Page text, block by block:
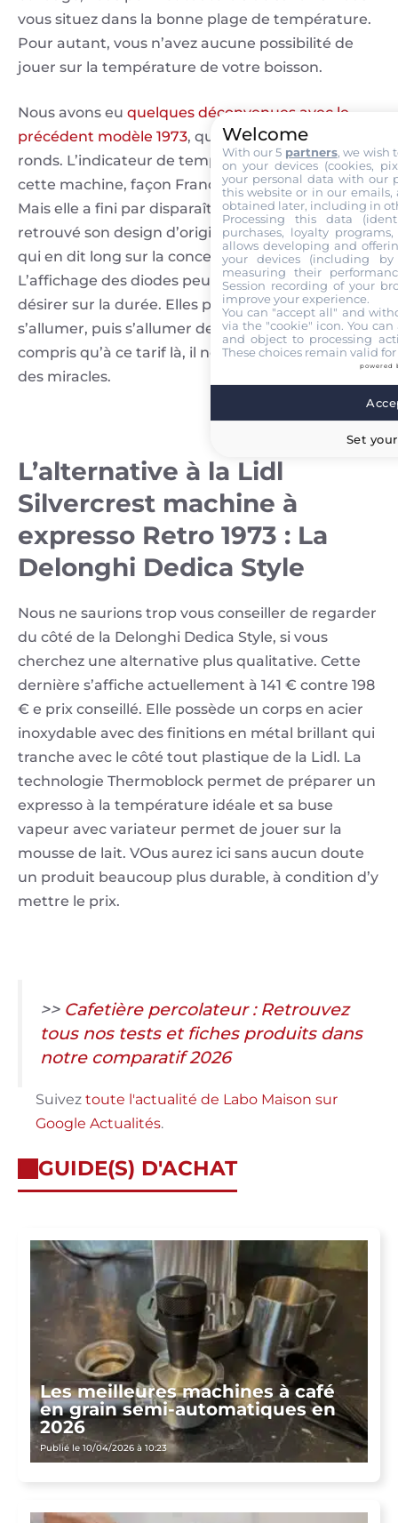
vous situez dans la bonne plage de température.
Pour autant, vous n’avez aucune possibilité de
jouer sur la température de votre boisson.
Nous avons eu quelques déconvenues avec le
précédent modèle 1973, qui avait des boutons
ronds. L’indicateur de température, fierté de
cette machine, façon FrancisFrancis, a pris l’eau.
Mais elle a fini par disparaître et la machine a
retrouvé son design d’origine. Une petite frayeur
qui en dit long sur la conception de la machine.
L’affichage des diodes peut également laisser à
désirer sur la durée. Elles peuvent ne pas
s’allumer, puis s’allumer de nouveau. Vous aurez
compris qu’à ce tarif là, il ne faut pas s’attendre à
des miracles.
L’alternative à la Lidl
Silvercrest machine à
expresso Retro 1973 : La
Delonghi Dedica Style
Nous ne saurions trop vous conseiller de regarder
du côté de la Delonghi Dedica Style, si vous
cherchez une alternative plus qualitative. Cette
dernière s’affiche actuellement à 141 € contre 198
€ e prix conseillé. Elle possède un corps en acier
inoxydable avec des finitions en métal brillant qui
tranche avec le côté tout plastique de la Lidl. La
technologie Thermoblock permet de préparer un
expresso à la température idéale et sa buse
vapeur avec variateur permet de jouer sur la
mousse de lait. VOus aurez ici sans aucun doute
un produit beaucoup plus durable, à condition d’y
mettre le prix.
>> Cafetière percolateur : Retrouvez
tous nos tests et fiches produits dans
notre comparatif 2026
Suivez toute l'actualité de Labo Maison sur
Google Actualités.
GUIDE(S) D'ACHAT
Les meilleures machines à café
en grain semi-automatiques en
2026
Publié le 10/04/2026 à 10:23
Welcome
With our 5 partners, we wish
on your devices (cookies,
your personal data with our
this website or in our emails,
obtained later, including in
Processing this data
purchases, loyalty
allows developing and
your devices (including
measuring their
Session recording of your
improve your experience.
You can "accept all" and
via the "cookie" icon. You
and object to processing
These choices remain valid
powered
Set